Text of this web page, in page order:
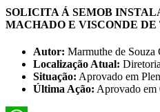
SOLICITA Á SEMOB
MACHADO E VISCONDE
Autor: Marmuthe de Souza
Localização Atual:
Situação: Aprovado em
Última Ação: Aprovado em